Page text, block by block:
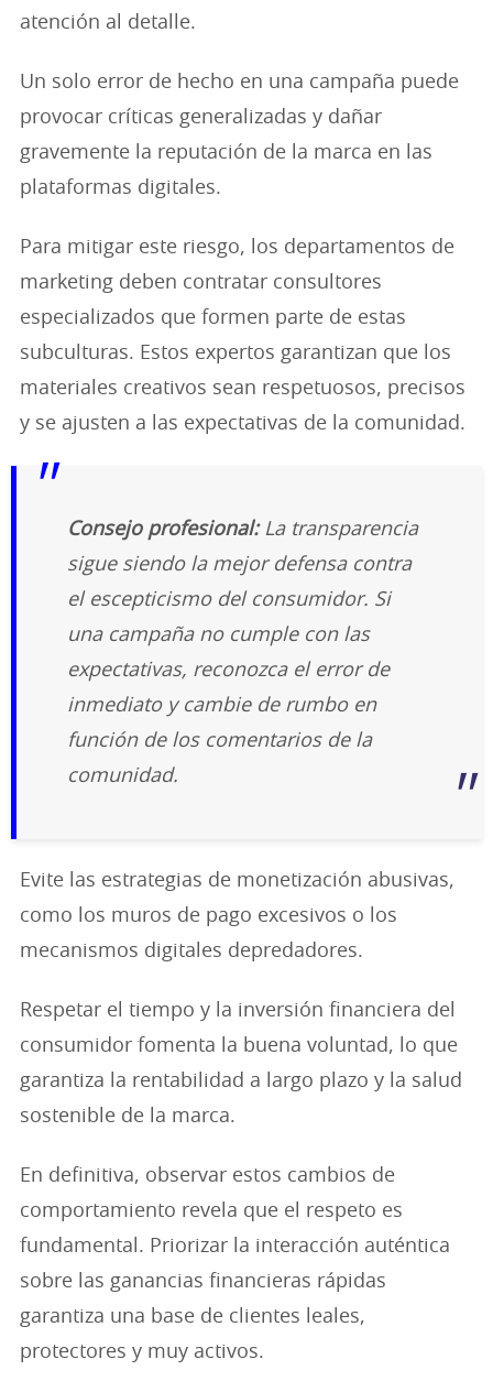
atención al detalle.
Un solo error de hecho en una campaña puede
provocar críticas generalizadas y dañar
gravemente la reputación de la marca en las
plataformas digitales.
Para mitigar este riesgo, los departamentos de
marketing deben contratar consultores
especializados que formen parte de estas
subculturas. Estos expertos garantizan que los
materiales creativos sean respetuosos, precisos
y se ajusten a las expectativas de la comunidad.
Consejo profesional:La transparencia
sigue siendo la mejor defensa contra
el escepticismo del consumidor. Si
una campaña no cumple con las
expectativas, reconozca el error de
inmediato y cambie de rumbo en
función de los comentarios de la
comunidad.
Evite las estrategias de monetización abusivas,
como los muros de pago excesivos o los
mecanismos digitales depredadores.
Respetar el tiempo y la inversión financiera del
consumidor fomenta la buena voluntad, lo que
garantiza la rentabilidad a largo plazo y la salud
sostenible de la marca.
En definitiva, observar estos cambios de
comportamiento revela que el respeto es
fundamental. Priorizar la interacción auténtica
sobre las ganancias financieras rápidas
garantiza una base de clientes leales,
protectores y muy activos.